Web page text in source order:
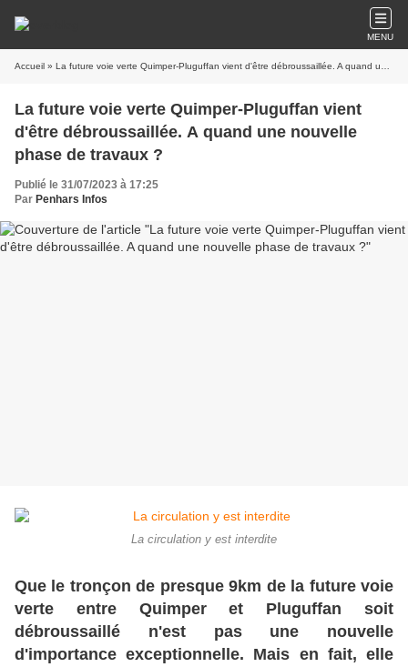
MENU
Accueil » La future voie verte Quimper-Pluguffan vient d'être débroussaillée. A quand une nouvelle phase de travaux ?
La future voie verte Quimper-Pluguffan vient
d'être débroussaillée. A quand une nouvelle
phase de travaux ?
Publié le 31/07/2023 à 17:25
Par Penhars Infos
La circulation y est interdite
Que le tronçon de presque 9km de la future voie
verte entre Quimper et Pluguffan soit
débroussaillé n'est pas une nouvelle
d'importance exceptionnelle. Mais en fait, elle